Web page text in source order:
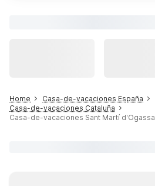
Home
Casa-de-vacaciones España
Casa-de-vacaciones Cataluña
Casa-de-vacaciones Sant Martí d'Ogassa